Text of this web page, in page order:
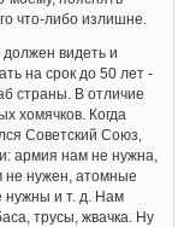
что-либо излишне.
видеть и
на срок до 50 лет -
страны. В отличие
хомячков. Когда
Советский Союз,
армия нам не нужна,
не нужен, атомные
нужны и т. д. Нам
трусы, жвачка. Ну